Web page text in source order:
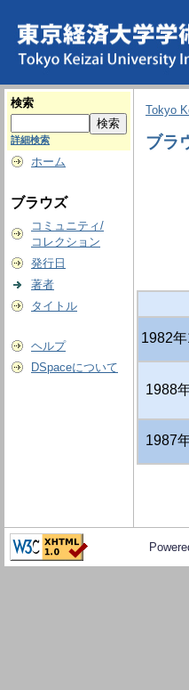
検索
詳細検索
ホーム
ブラウズ
コミュニティ/
コレクション
発行日
著者
タイトル
ヘルプ
DSpaceについて
Tokyo
ブラ
1982
1988
1987